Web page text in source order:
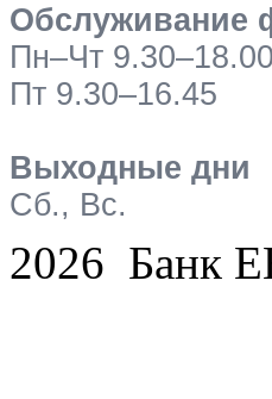
Обслуживание
Пн–Чт
Пт 9.30–16.45
Выходные дни
Сб., Вс.
2026 Банк